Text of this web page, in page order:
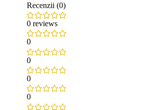
Recenzii (0)
0 reviews
0
0
0
0